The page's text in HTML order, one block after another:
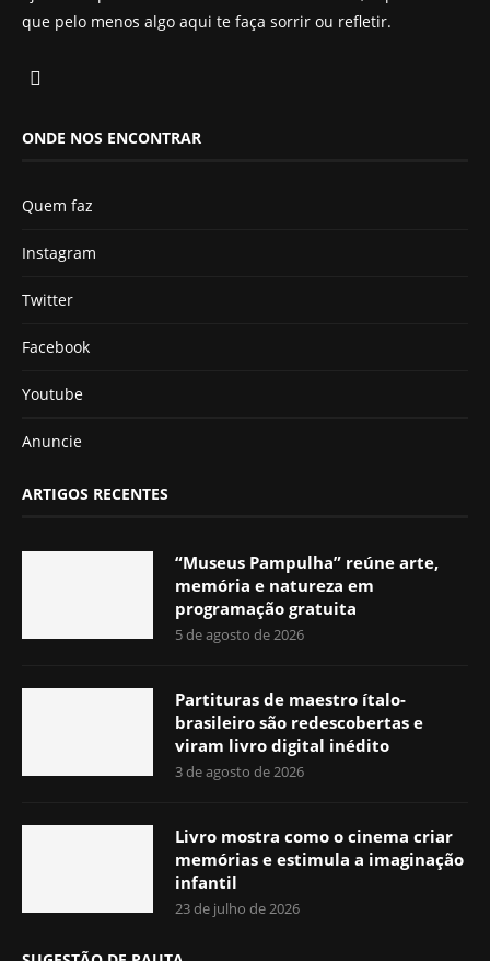
que pelo menos algo aqui te faça sorrir ou refletir.
ONDE NOS ENCONTRAR
Quem faz
Instagram
Twitter
Facebook
Youtube
Anuncie
ARTIGOS RECENTES
“Museus Pampulha” reúne arte,
memória e natureza em
programação gratuita
5 de agosto de 2026
Partituras de maestro ítalo-
brasileiro são redescobertas e
viram livro digital inédito
3 de agosto de 2026
Livro mostra como o cinema criar
memórias e estimula a imaginação
infantil
23 de julho de 2026